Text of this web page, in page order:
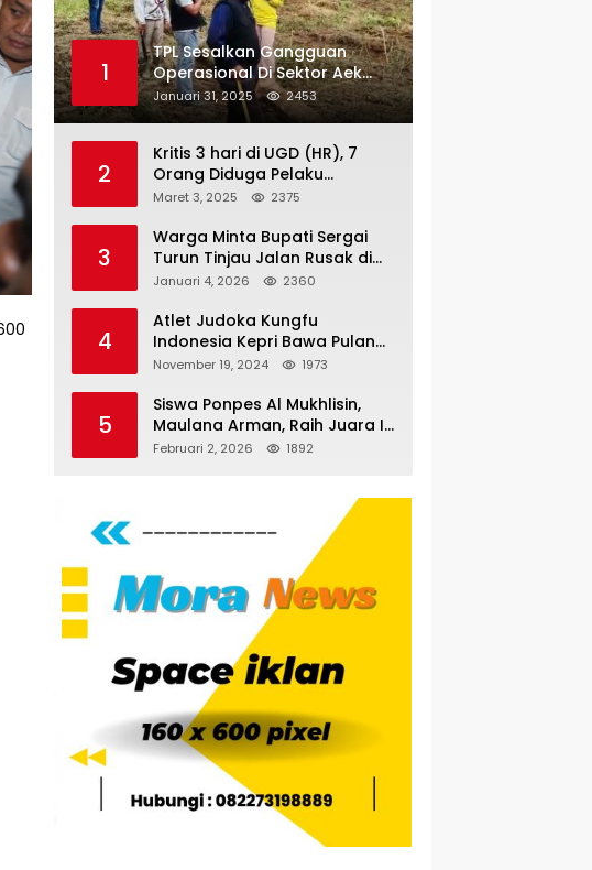
1
TPL Sesalkan Gangguan
Operasional Di Sektor Aek
Nauli
Januari 31, 2025 2453
2
Kritis 3 hari di UGD (HR), 7
Orang Diduga Pelaku
Pengeroyokan di Lift KTV
Kantor Hukum JAP
Pertanyakan Kinerja Polresta
Tanjungpinang
Maret 3, 2025 2375
3
Warga Minta Bupati Sergai
Turun Tinjau Jalan Rusak di
Dusun 4 Desa Sei Periuk
Januari 4, 2026 2360
4
Atlet Judoka Kungfu
Indonesia Kepri Bawa Pulang
11 Medali Pra Fornas bogor, 3
November 19, 2024 1973
5
Siswa Ponpes Al Mukhlisin,
Maulana Arman, Raih Juara I
Taekwondo Junior Putra di
Februari 2, 2026 1892